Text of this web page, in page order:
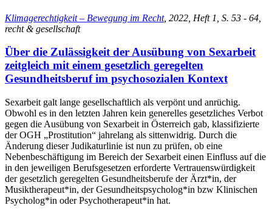
Klimagerechtigkeit – Bewegung im Recht, 2022, Heft 1, S. 53 - 64,
recht & gesellschaft
Über die Zulässigkeit der Ausübung von Sexarbeit
zeitgleich mit einem gesetzlich geregelten
Gesundheitsberuf im psychosozialen Kontext
Sexarbeit galt lange gesellschaftlich als verpönt und anrüchig.
Obwohl es in den letzten Jahren kein generelles gesetzliches Verbot
gegen die Ausübung von Sexarbeit in Österreich gab, klassifizierte
der OGH „Prostitution“ jahrelang als sittenwidrig. Durch die
Änderung dieser Judikaturlinie ist nun zu prüfen, ob eine
Nebenbeschäftigung im Bereich der Sexarbeit einen Einfluss auf die
in den jeweiligen Berufsgesetzen erforderte Vertrauenswürdigkeit
der gesetzlich geregelten Gesundheitsberufe der Ärzt*in, der
Musiktherapeut*in, der Gesundheitspsycholog*in bzw Klinischen
Psycholog*in oder Psychotherapeut*in hat.